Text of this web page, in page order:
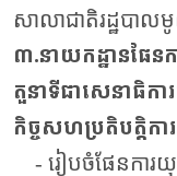
សាលាជាតិរដ្ឋបាល
៣.នាយកដ្ឋានផែន
តួនាទីជាសេនាធិកា
កិច្ចសហប្រតិបត្តិកា
- រៀបចំផែនការយុ